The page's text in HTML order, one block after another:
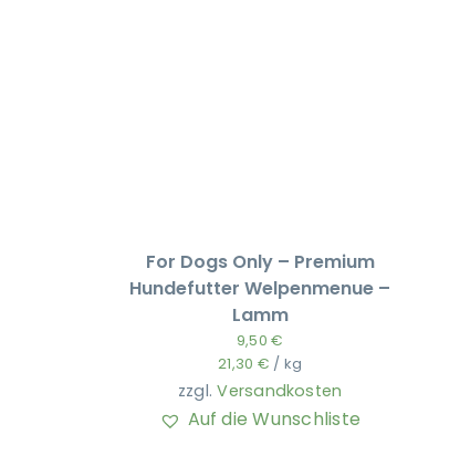
For Dogs Only – Premium
Hundefutter Welpenmenue –
Lamm
9,50€
21,30 € / kg
zzgl.Versandkosten
Auf die Wunschliste